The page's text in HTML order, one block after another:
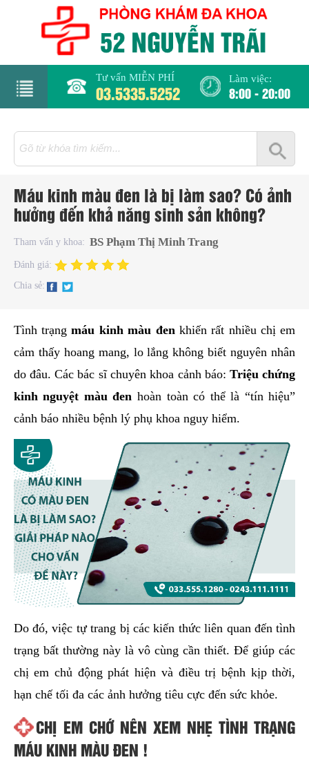
Tư vấn MIỄN PHÍ
03.5335.5252
Làm việc:
8:00 - 20:00
Máu kinh màu đen là bị làm sao? Có ảnh
hưởng đến khả năng sinh sản không?
Tham vấn y khoa: BS Phạm Thị Minh Trang
Đánh giá:
Chia sẻ:
Tình trạngmáu kinh màu đenkhiến rất nhiều chị em
cảm thấy hoang mang, lo lắng không biết nguyên nhân
do đâu. Các bác sĩ chuyên khoa cảnh báo:Triệu chứng
kinh nguyệt màu đen hoàn toàn có thể là “tín hiệu”
cảnh báo nhiều bệnh lý phụ khoa nguy hiểm.
Do đó, việc tự trang bị các kiến thức liên quan đến tình
trạng bất thường này là vô cùng cần thiết. Để giúp các
chị em chủ động phát hiện và điều trị bệnh kịp thời,
hạn chế tối đa các ảnh hưởng tiêu cực đến sức khỏe.
CHỊ EM CHỚ NÊN XEM NHẸ TÌNH TRẠNG
MÁU KINH MÀU ĐEN !